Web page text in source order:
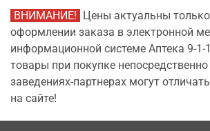
ВНИМАНИЕ! Цены актуальны
оформлении заказа в электронной
информационной системе Аптека 9-
товары при покупке
заведениях-партнерах могут
на сайте!